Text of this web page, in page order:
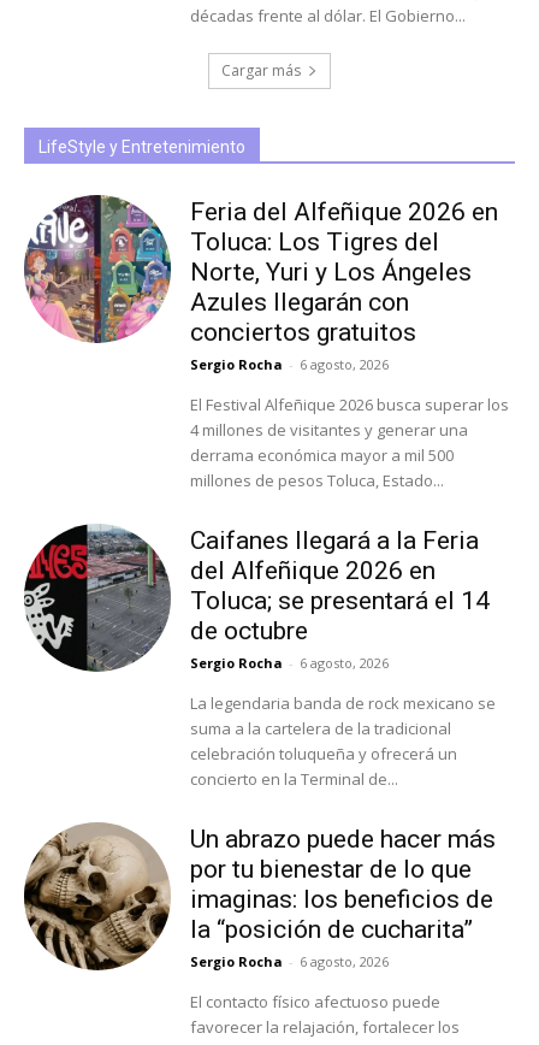
décadas frente al dólar. El Gobierno...
Cargar más
LifeStyle y Entretenimiento
Feria del Alfeñique 2026 en
Toluca: Los Tigres del
Norte, Yuri y Los Ángeles
Azules llegarán con
conciertos gratuitos
Sergio Rocha - 6 agosto, 2026
El Festival Alfeñique 2026 busca superar los
4 millones de visitantes y generar una
derrama económica mayor a mil 500
millones de pesos Toluca, Estado...
Caifanes llegará a la Feria
del Alfeñique 2026 en
Toluca; se presentará el 14
de octubre
Sergio Rocha - 6 agosto, 2026
La legendaria banda de rock mexicano se
suma a la cartelera de la tradicional
celebración toluqueña y ofrecerá un
concierto en la Terminal de...
Un abrazo puede hacer más
por tu bienestar de lo que
imaginas: los beneficios de
la “posición de cucharita”
Sergio Rocha - 6 agosto, 2026
El contacto físico afectuoso puede
favorecer la relajación, fortalecer los